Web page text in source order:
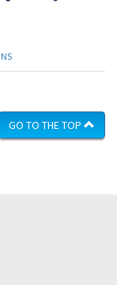
GO TO THE TOP